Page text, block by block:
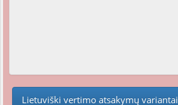
Lietuviški vertimo atsakymų variantai